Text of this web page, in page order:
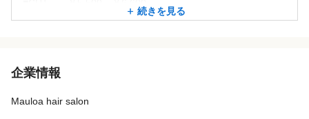
続きを見る
企業情報
Mauloa hair salon